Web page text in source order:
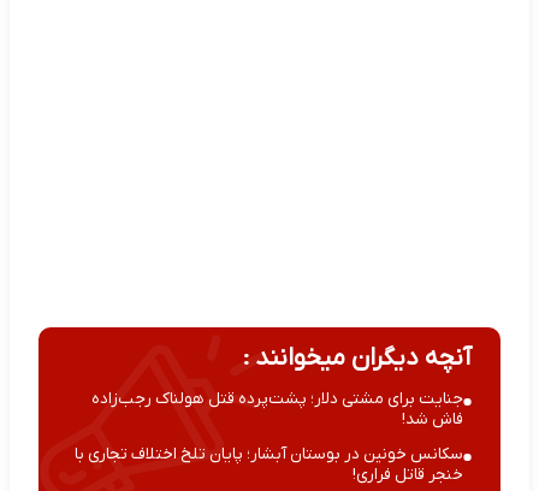
آنچه دیگران میخوانند :
جنایت برای مشتی دلار؛ پشت‌پرده قتل هولناک رجب‌زاده
فاش شد!
سکانس خونین در بوستان آبشار؛ پایان تلخ اختلاف تجاری با
خنجر قاتل فراری!